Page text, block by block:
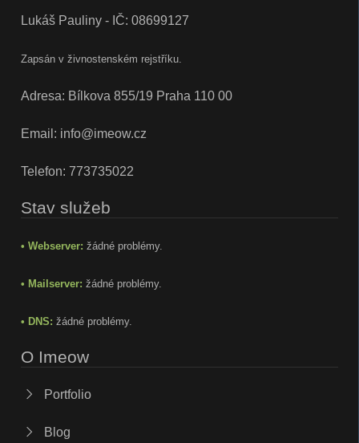
Lukáš Pauliny - IČ: 08699127
Zapsán v živnostenském rejstříku.
Adresa: Bílkova 855/19 Praha 110 00
Email: info@imeow.cz
Telefon: 773735022
Stav služeb
• Webserver: žádné problémy.
• Mailserver: žádné problémy.
• DNS: žádné problémy.
O Imeow
Portfolio
Blog